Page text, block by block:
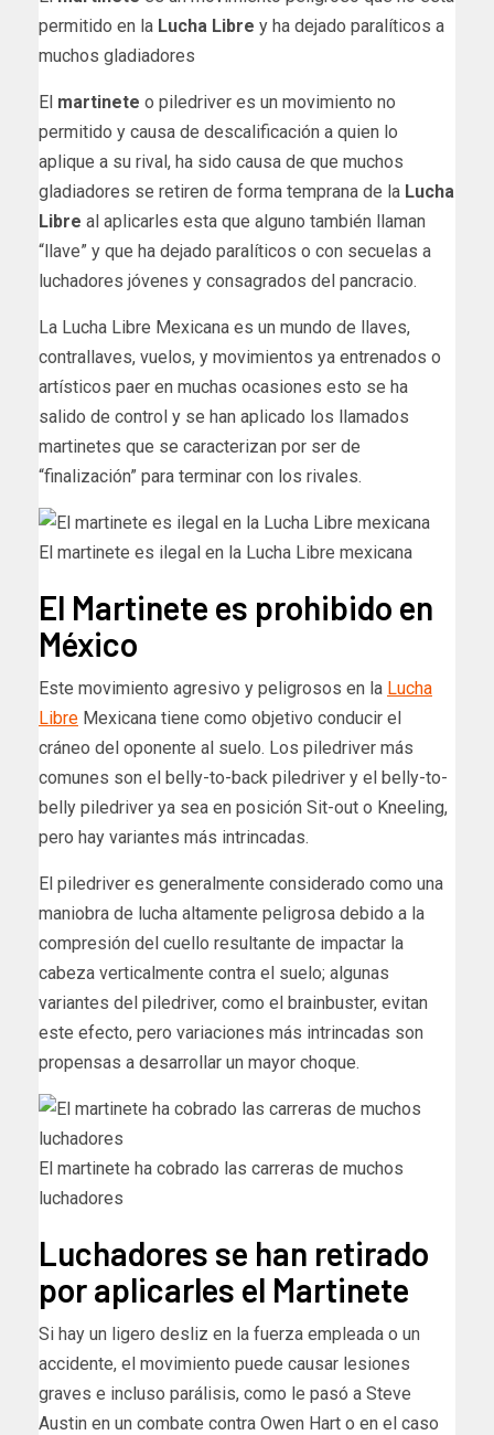
permitido en la Lucha Libre y ha dejado paralíticos a
muchos gladiadores
El martinete o piledriver es un movimiento no
permitido y causa de descalificación a quien lo
aplique a su rival, ha sido causa de que muchos
gladiadores se retiren de forma temprana de la Lucha
Libre al aplicarles esta que alguno también llaman
“llave” y que ha dejado paralíticos o con secuelas a
luchadores jóvenes y consagrados del pancracio.
La Lucha Libre Mexicana es un mundo de llaves,
contrallaves, vuelos, y movimientos ya entrenados o
artísticos paer en muchas ocasiones esto se ha
salido de control y se han aplicado los llamados
martinetes que se caracterizan por ser de
“finalización” para terminar con los rivales.
El martinete es ilegal en la Lucha Libre mexicana
El Martinete es prohibido en
México
Este movimiento agresivo y peligrosos en la Lucha
Libre Mexicana tiene como objetivo conducir el
cráneo del oponente al suelo. Los piledriver más
comunes son el belly-to-back piledriver y el belly-to-
belly piledriver ya sea en posición Sit-out o Kneeling,
pero hay variantes más intrincadas.
El piledriver es generalmente considerado como una
maniobra de lucha altamente peligrosa debido a la
compresión del cuello resultante de impactar la
cabeza verticalmente contra el suelo; algunas
variantes del piledriver, como el brainbuster, evitan
este efecto, pero variaciones más intrincadas son
propensas a desarrollar un mayor choque.
El martinete ha cobrado las carreras de muchos
luchadores
Luchadores se han retirado
por aplicarles el Martinete
Si hay un ligero desliz en la fuerza empleada o un
accidente, el movimiento puede causar lesiones
graves e incluso parálisis, como le pasó a Steve
Austin en un combate contra Owen Hart o en el caso